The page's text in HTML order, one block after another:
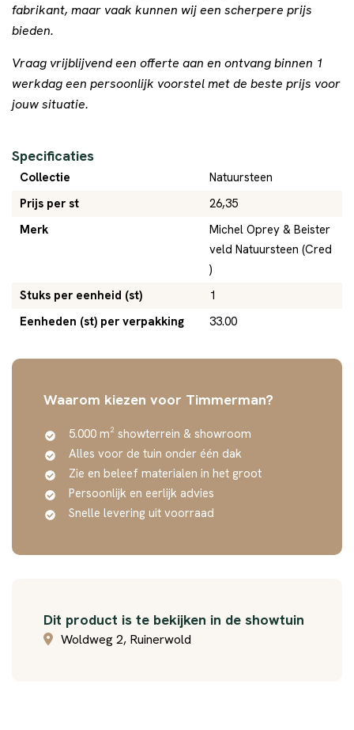
fabrikant, maar vaak kunnen wij een scherpere prijs
bieden.
Vraag vrijblijvend een offerte aan en ontvang binnen 1
werkdag een persoonlijk voorstel met de beste prijs voor
jouw situatie.
Specificaties
Collectie
Natuursteen
Prijs per st
26,35
Merk
Michel Oprey & Beister
veld Natuursteen (Cred
)
Stuks per eenheid (st)
1
Eenheden (st) per verpakking
33.00
Waarom kiezen voor Timmerman?
5.000 m² showterrein & showroom
Alles voor de tuin onder één dak
Zie en beleef materialen in het groot
Persoonlijk en eerlijk advies
Snelle levering uit voorraad
Dit product is te bekijken in de showtuin
Woldweg 2, Ruinerwold